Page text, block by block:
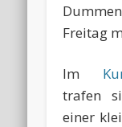
Freitag
Im
trafen
einer